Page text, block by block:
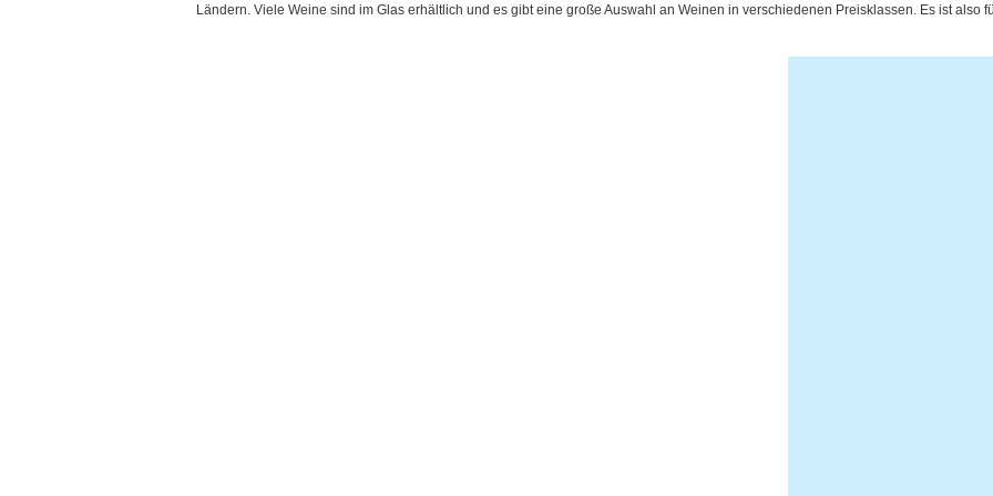
Ländern. Viele Weine sind im Glas erhältlich und es gibt eine große Auswahl an Weinen in verschiedenen Preisklassen. Es ist also